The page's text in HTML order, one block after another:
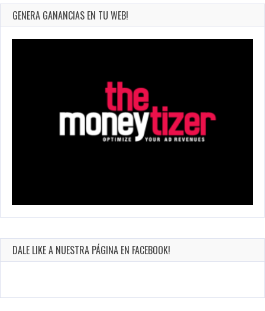
GENERA GANANCIAS EN TU WEB!
DALE LIKE A NUESTRA PÁGINA EN FACEBOOK!